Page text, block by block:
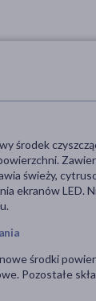
środek
świeży,
ekranów LED.
środki
Pozostałe